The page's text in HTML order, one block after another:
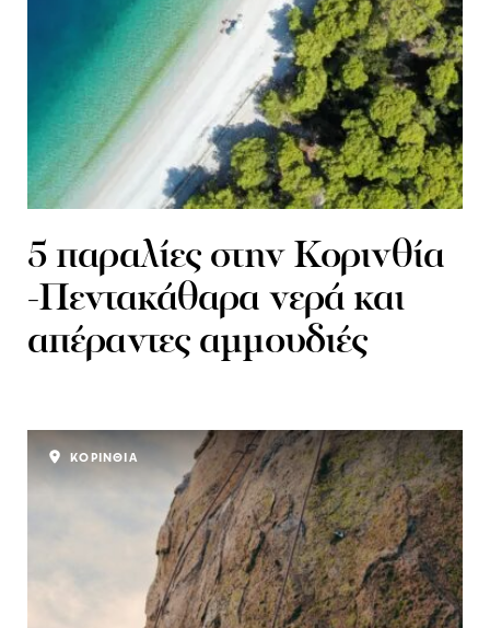
5 παραλίες στην Κορινθία
-Πεντακάθαρα νερά και
απέραντες αμμουδιές
ΚΟΡΙΝΘΙΑ